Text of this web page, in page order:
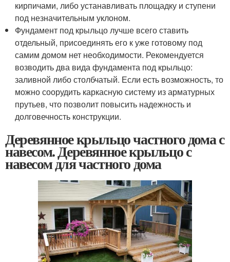
кирпичами, либо устанавливать площадку и ступени
под незначительным уклоном.
Фундамент под крыльцо лучше всего ставить
отдельный, присоединять его к уже готовому под
самим домом нет необходимости. Рекомендуется
возводить два вида фундамента под крыльцо:
заливной либо столбчатый. Если есть возможность, то
можно соорудить каркасную систему из арматурных
прутьев, что позволит повысить надежность и
долговечность конструкции.
Деревянное крыльцо частного дома с
навесом. Деревянное крыльцо с
навесом для частного дома